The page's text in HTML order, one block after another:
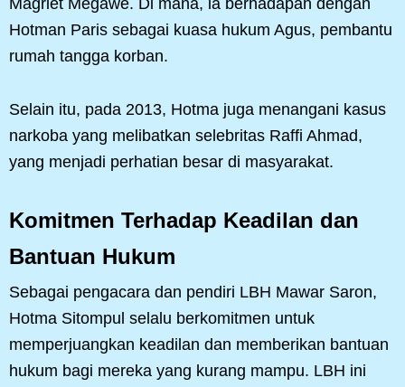
Magriet Megawe. Di mana, ia berhadapan dengan
Hotman Paris sebagai kuasa hukum Agus, pembantu
rumah tangga korban.
Selain itu, pada 2013, Hotma juga menangani kasus
narkoba yang melibatkan selebritas Raffi Ahmad,
yang menjadi perhatian besar di masyarakat.
Komitmen Terhadap Keadilan dan
Bantuan Hukum
Sebagai pengacara dan pendiri LBH Mawar Saron,
Hotma Sitompul selalu berkomitmen untuk
memperjuangkan keadilan dan memberikan bantuan
hukum bagi mereka yang kurang mampu. LBH ini